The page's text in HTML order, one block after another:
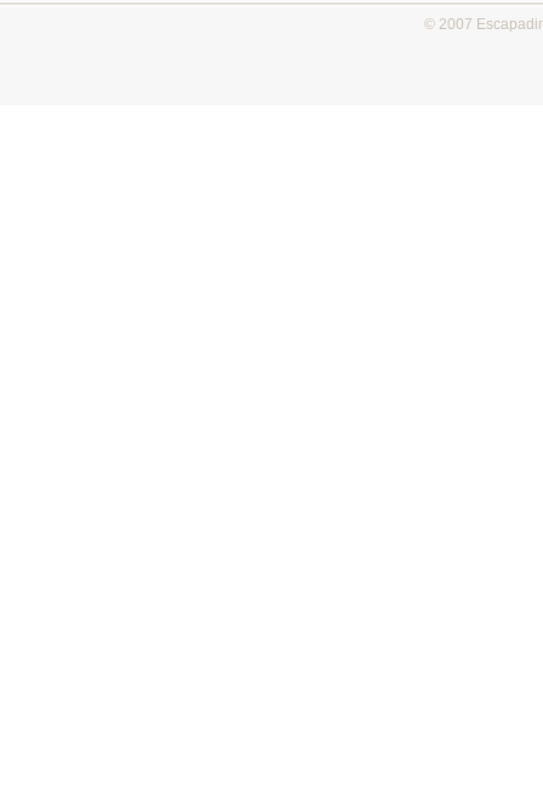
© 2007